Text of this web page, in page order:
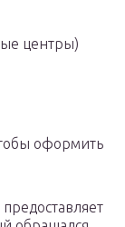
центры)
оформить